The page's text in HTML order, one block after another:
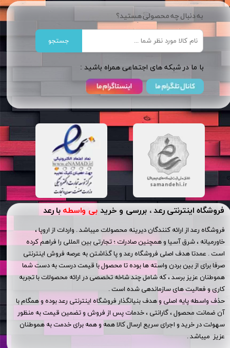
فروشگاه اینترنتی رعد ، بررسی و خرید بی واسطه با رعد
فروشگاه رعد از ارائه کنندگان دیرینه محصولات میباشد . واردات از اروپا ،
خاورمیانه ، شرق آسیا و همچنین صادرات ؛ تجارتی بین المللی را فراهم کرده
است . عمدتا هدف اصلی فروشگاه رعد و پا گذاشتن به عرصه فروش اینترنتی
صرفا برای از بین بردن واسته ها بوده تا محصول با قیمت درست به دست شما
هموطنان عزیز برسد ، که شامل چند شاخه تخصصی در ارائه محصولات با تجربه
کاری و فعالیت های سازماندهی شده است .
حذف واسطه پایه اصلی و هدف بنیانگذار فروشگاه اینترنتی رعد بوده و همگام با
آن ضمانت محصول ، گارانتی ، خدمات پس از فروش و تضمین قیمت به منظور
سهولت در خرید و اجرای سریع ارسال کالا همه و همه برای خدمت به هموطنان
عزیز میباشد .
به دنبال چه محصولی هستید؟
جستجو
​​با ما در شبکه های اجتماعی همراه باشید :